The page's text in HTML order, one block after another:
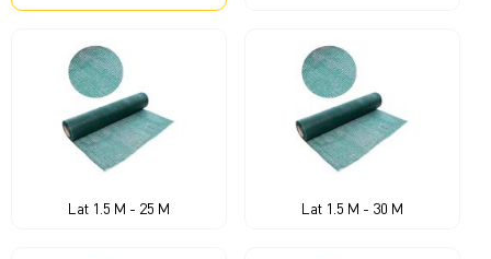
Lat 1.5 M - 25 M Lat 1.5 M - 30 M